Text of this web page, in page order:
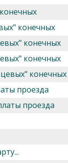
конечных
конечных
конечных
конечных
проезда
проезда